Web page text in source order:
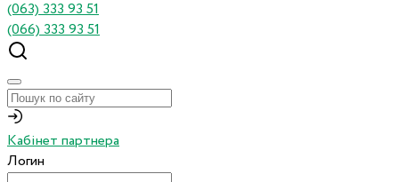
(063) 333 93 51
(066) 333 93 51
Кабінет партнера
Логин